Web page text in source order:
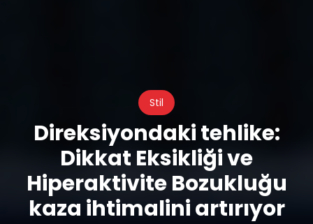
Stil
Direksiyondaki tehlike:
Dikkat Eksikliği ve
Hiperaktivite Bozukluğu
kaza ihtimalini artırıyor